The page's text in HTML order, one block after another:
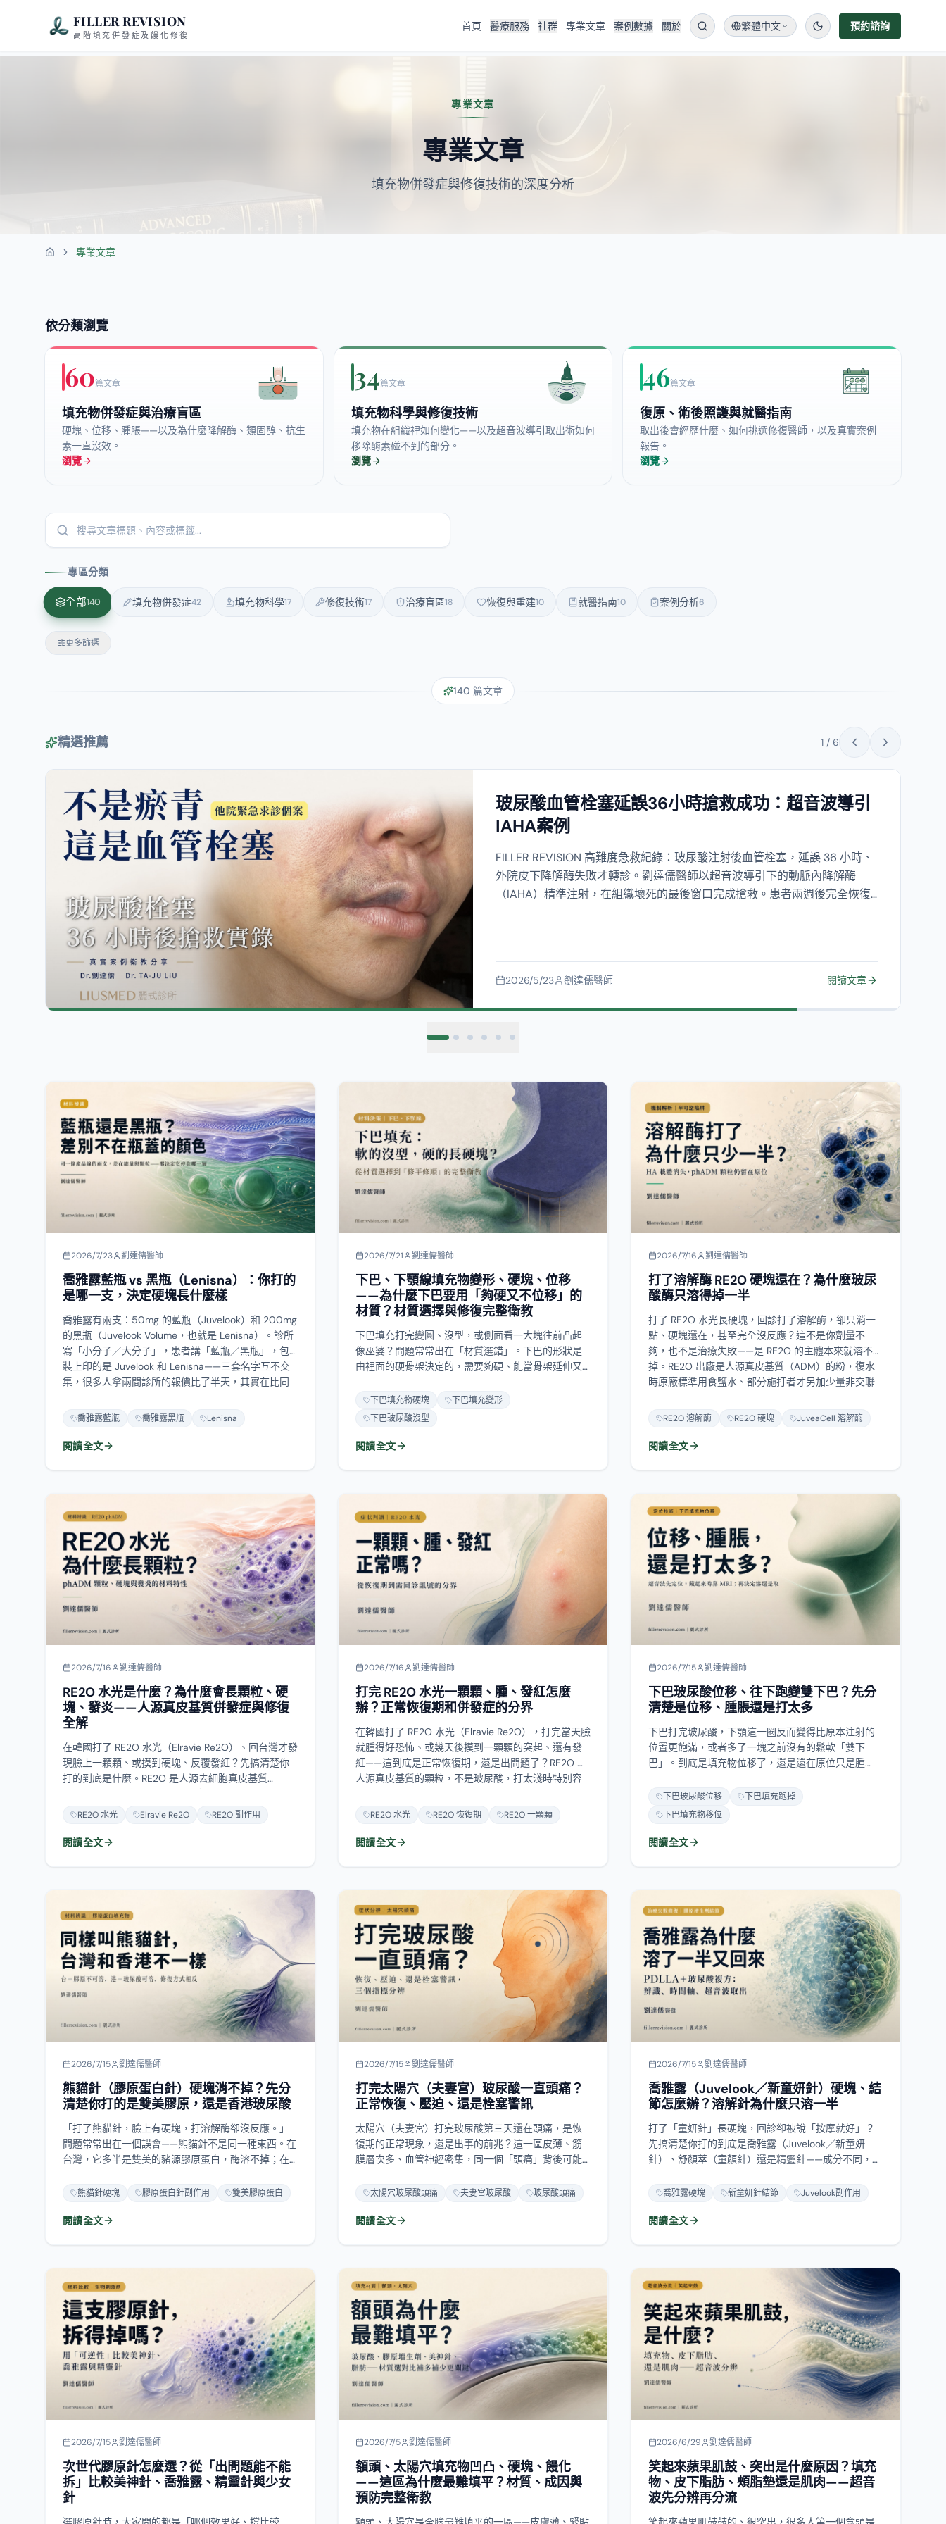
FILLER REVISION
高階填充併發症及饅化修復
首頁 醫療服務 社群 專業文章 案例數據 關於 繁體中文 預約諮詢
專業文章
專業文章
填充物併發症與修復技術的深度分析
首頁 專業文章
依分類瀏覽
60篇文章
填充物併發症與治療盲區
硬塊、位移、腫脹——以及為什麼降解酶、類固醇、抗生
素一直沒效。
瀏覽
34篇文章
填充物科學與修復技術
填充物在組織裡如何變化——以及超音波導引取出術如何
移除酶素碰不到的部分。
瀏覽
46篇文章
復原、術後照護與就醫指南
取出後會經歷什麼、如何挑選修復醫師，以及真實案例
報告。
瀏覽
專區分類
全部140 填充物併發症42 填充物科學17 修復技術17 治療盲區18 恢復與重建10 就醫指南10 案例分析6
更多篩選
140 篇文章
精選推薦 2 / 6
少女針硬塊誤打類固醇致凹陷？眼下填充修復警示
與方案
眼下少女針硬塊打了類固醇反而凹陷？你不是個案。FILLER REVISION 經常接
手這類「二次傷害」案例——盲打類固醇造成的組織萎縮比原始硬塊更難處
理。我們透過超音波導引可視化治療，精準處理硬塊同時保護正常組織，避
2026/7/23
是哪一支，決定硬塊長什麼樣
喬雅露有兩支：50mg 的藍瓶（Juvelook）和 200mg
的黑瓶（Juvelook Volume，也就是 Lenisna）。診所
裝上印的是 Juvelook 和 Lenisna——三套名字互不交
集，很多人拿兩間診所的報價比了半天，其實在比同
一支。這篇把兩支的成分數字攤開、標出每個數字的
來源等級，說明為什麼「藍瓶只是水光針所以不會結
節」站不住腳，以及水光槍打得進去打不進去這件
喬雅露藍瓶 喬雅露黑瓶 Lenisna
劉達儒醫師
——為什麼下巴要用「夠硬又不位移」的
材質？材質選擇與修復完整衛教
下巴填充打完變圓、沒型，或側面看一大塊往前凸起
像巫婆？問題常常出在「材質選錯」。下巴的形狀是
不位移的材質——太軟的玻尿酸容易沒型、難做出往前
的立體度；膠原增生劑（美神針、晶亮瓷、洢蓮絲）
比較有型，卻因為下巴一直在動而容易長硬塊，還會
在下巴的表現、為什麼我把結構式埋線當首選，到出
了硬塊該怎麼「修平修順」而不是全部拿掉，一次說
下巴填充物硬塊
下巴填充變形
閱讀全文
酸酶只溶得掉一半
打了 RE2O 水光長硬塊，回診打了溶解酶，卻只消一
點、硬塊還在，甚至完全沒反應？這不是你劑量不
掉。RE2O 出廠是人源真皮基質（ADM）的粉，復水
時原廠標準用食鹽水、部分施打者才另加少量非交聯
玻尿酸；玻尿酸酶（降解酶）只認得玻尿酸，頂多分
解那點復水時加的玻尿酸，真正撐在那裡的 ADM 顆粒
溶不掉。這篇說清楚溶解酶的作用原理、為什麼對
守），還有溶不掉時該怎麼辦。
RE2O 溶解酶 RE2O 硬塊 JuveaCell 溶解酶
2026/7/16
塊、發炎——人源真皮基質併發症與修復
在韓國打了 RE2O 水光（Elravie Re2O）、回台灣才發
現臉上一顆顆、或摸到硬塊、反覆發紅？先搞清楚你
（phADM）研磨成的顆粒，出廠是凍乾粉、復水後打
進真皮——它不是玻尿酸、也不只是膠原溶液，更不是
台灣核准的填充物。正因為主體是 ADM 顆粒，玻尿酸
溶不掉。這篇把它的成分、為什麼會長顆粒或深層結
一真的長了該怎麼分型、修復，一次講清楚。
RE2O 水光 Elravie Re2O RE2O 副作用
2026/7/16 劉達儒醫師
辦？正常恢復期和併發症的分界
在韓國打了 RE2O 水光（Elravie Re2O），打完當天臉
就腫得好恐怖、或幾天後摸到一顆顆的突起、還有發
人源真皮基質的顆粒，不是玻尿酸，打太淺時特別容
易在表面留下丘疹、顆粒感和發炎。這篇教你怎麼分
「幾天內會退的正常反應」和「該回診處理的併發
症」：哪些訊號代表可能感染、哪些代表材料聚集，
揉、亂打溶解酶以為溶得掉、太早雷射追色素），以
RE2O 水光 RE2O 恢復期 RE2O 一顆顆
2026/7/15 劉達儒醫師
清楚是位移、腫脹還是打太多
下巴打完玻尿酸，下顎這一圈反而變得比原本注射的
位置更飽滿，或者多了一塊之前沒有的鬆軟「雙下
脹，還是根本打太多、堆在原地？這三件事處理方式
完全不同，分清楚是第一步。這篇說明下巴填充物為
什麼會跑、跑掉後臉會變成什麼樣、怎麼用超音波
界線在哪。
下巴玻尿酸位移
下巴填充跑掉
閱讀全文
2026/7/15 劉達儒醫師
清楚你打的是雙美膠原，還是香港玻尿酸
「打了熊貓針，臉上有硬塊，打溶解酶卻沒反應。」
問題常常出在一個誤會——熊貓針不是同一種東西。在
香港，它常常是 Teosyal 玻尿酸，可以溶。同一個暱
稱，修復計畫卻相反。這篇說明膠原蛋白填充物的兩
種硬塊：反覆補打堆疊型和反覆免疫腫脹型，各自怎
超音波定位、物理取出。
熊貓針硬塊 膠原蛋白針副作用 雙美膠原蛋白
正常恢復、壓迫、還是栓塞警訊
太陽穴（夫妻宮）打完玻尿酸第三天還在頭痛，是恢
復期的正常現象，還是出事的前兆？這一區皮薄、筋
是三件完全不同的事：針刺與腫脹的恢復期反應、體
積與層次造成的持續壓迫、以及最需要警覺的血管性
疼痛。這篇教你用時間軸、痛的性質、伴隨症狀三個
時候必須立刻就醫。
太陽穴玻尿酸頭痛 夫妻宮玻尿酸 玻尿酸頭痛
2026/7/15 劉達儒醫師
節怎麼辦？溶解針為什麼只溶一半
打了「童妍針」長硬塊，回診卻被說「按摩就好」？
先搞清楚你打的到底是喬雅露（Juvelook／新童妍
理方式也不同。喬雅露是 PDLLA 微球加玻尿酸的複
方，溶解針只能溶掉玻尿酸那一半，PDLLA 與它刺激
長出的膠原溶不掉，這就是為什麼常有人「溶了縮一
麼分流，談到什麼時候該用超音波導引取出、什麼時
喬雅露硬塊 新童妍針結節 Juvelook副作用
劉達儒醫師
拆」比較美神針、喬雅露、精靈針與少女
針
選膠原針時，大家問的都是「哪個效果好、撐比較
久」。但在填充物修復門診看久了，我更希望你先問
2026/7/5 劉達儒醫師
——這區為什麼最難填平？材質、成因與
預防完整衛教
額頭、太陽穴是全臉最難填平的一區——皮膚薄、緊貼
骨頭，稍微不均勻就顯形（壽星公額頭），加上血管
物、皮下脂肪、頰脂墊還是肌肉——超音
波先分辨再分流
笑起來蘋果肌鼓鼓的、很突出，很多人第一個念頭是
「溶掉」或「抽脂」，但這兩個方向可能都搞錯了。